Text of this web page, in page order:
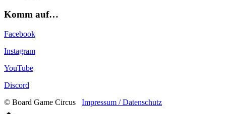
Komm auf…
Facebook
Instagram
YouTube
Discord
© Board Game Circus Impressum / Datenschutz